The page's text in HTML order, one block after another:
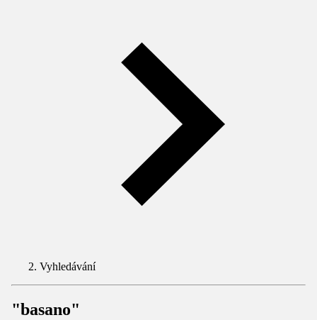
Vyhledávání
"basano"